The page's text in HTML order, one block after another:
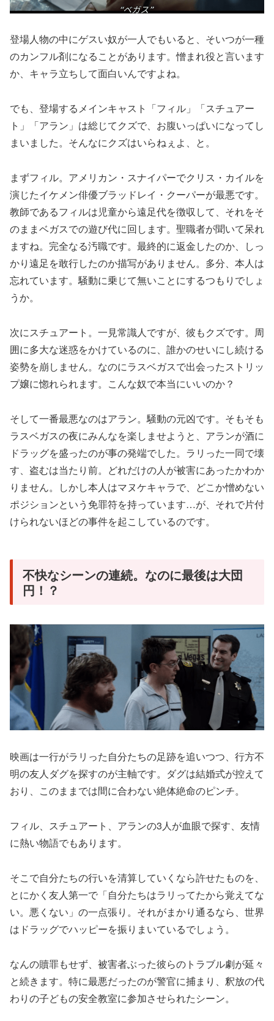
登場人物の中にゲスい奴が一人でもいると、そいつが一種
のカンフル剤になることがあります。憎まれ役と言います
か、キャラ立ちして面白いんですよね。
でも、登場するメインキャスト「フィル」「スチュアー
ト」「アラン」は総じてクズで、お腹いっぱいになってし
まいました。そんなにクズはいらねぇよ、と。
まずフィル。アメリカン・スナイパーでクリス・カイルを
演じたイケメン俳優ブラッドレイ・クーパーが最悪です。
教師であるフィルは児童から遠足代を徴収して、それをそ
のままベガスでの遊び代に回します。聖職者が聞いて呆れ
ますね。完全なる汚職です。最終的に返金したのか、しっ
かり遠足を敢行したのか描写がありません。多分、本人は
忘れています。騒動に乗じて無いことにするつもりでしょ
うか。
次にスチュアート。一見常識人ですが、彼もクズです。周
囲に多大な迷惑をかけているのに、誰かのせいにし続ける
姿勢を崩しません。なのにラスベガスで出会ったストリッ
プ嬢に惚れられます。こんな奴で本当にいいのか？
そして一番最悪なのはアラン。騒動の元凶です。そもそも
ラスベガスの夜にみんなを楽しませようと、アランが酒に
ドラッグを盛ったのが事の発端でした。ラリった一同で壊
す、盗むは当たり前。どれだけの人が被害にあったかわか
りません。しかし本人はマヌケキャラで、どこか憎めない
ポジションという免罪符を持っています…が、それで片付
けられないほどの事件を起こしているのです。
不快なシーンの連続。なのに最後は大団
円！？
映画は一行がラリった自分たちの足跡を追いつつ、行方不
明の友人ダグを探すのが主軸です。ダグは結婚式が控えて
おり、このままでは間に合わない絶体絶命のピンチ。
フィル、スチュアート、アランの3人が血眼で探す、友情
に熱い物語でもあります。
そこで自分たちの行いを清算していくなら許せたものを、
とにかく友人第一で「自分たちはラリってたから覚えてな
い。悪くない」の一点張り。それがまかり通るなら、世界
はドラッグでハッピーを振りまいているでしょう。
なんの贖罪もせず、被害者ぶった彼らのトラブル劇が延々
と続きます。特に最悪だったのが警官に捕まり、釈放の代
わりの子どもの安全教室に参加させられたシーン。